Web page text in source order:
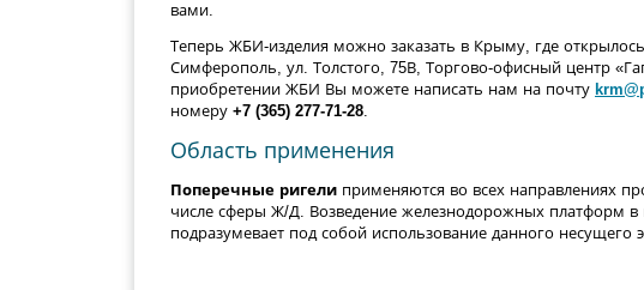
вами.
Теперь ЖБИ-изделия можно заказать в Крыму, где
Симферополь, ул. Толстого, 75В, Торгово-офисный центр
приобретении ЖБИ Вы можете написать нам на почту
номеру +7 (365) 277-71-28.
Область применения
Поперечные ригели применяются во всех направлениях
числе сферы Ж/Д. Возведение железнодорожных платформ в
подразумевает под собой использование данного несущего